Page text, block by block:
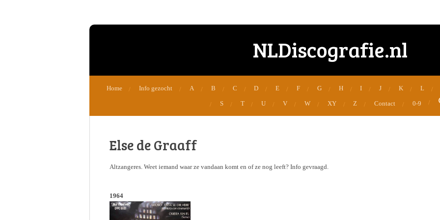
NLDiscografie.nl
Home Info gezocht A B C D E F G H I J K L
S T U V W XY Z Contact 0-9
Else de Graaff
Altzangeres. Weet iemand waar ze vandaan komt en of ze nog leeft? Info gevraagd.
1964